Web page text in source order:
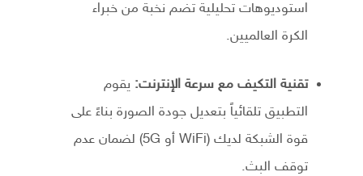
استوديوهات تحليلية تضم نخبة من خبراء
الكرة العالميين.
تقنية التكيف مع سرعة الإنترنت: يقوم
التطبيق تلقائياً بتعديل جودة الصورة بناءً على
قوة الشبكة لديك (WiFi أو 5G) لضمان عدم
توقف البث.